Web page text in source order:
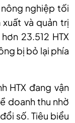
nghiệp tối
và quản trị
23.512 HTX
bị bỏ lại phía
HTX đang vận
doanh thu nhờ
số. Tiêu biểu